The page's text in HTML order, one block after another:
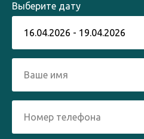
Выберите дату